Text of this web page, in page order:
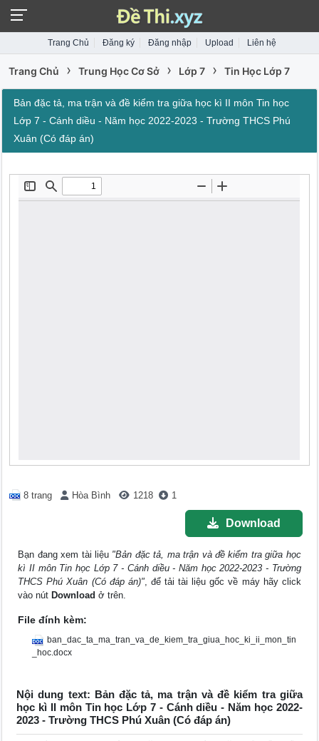
Trang Chủ Đăng ký Đăng nhập Upload Liên hệ
Trang Chủ › Trung Học Cơ Sở › Lớp 7 › Tin Học Lớp 7
Bản đặc tả, ma trận và đề kiểm tra giữa học kì II môn Tin học
Lớp 7 - Cánh diều - Năm học 2022-2023 - Trường THCS Phú
Xuân (Có đáp án)
8 trang Hòa Bình 1218 1
Download
Bạn đang xem tài liệu "Bản đặc tả, ma trận và đề kiểm tra giữa học
kì II môn Tin học Lớp 7 - Cánh diều - Năm học 2022-2023 - Trường
THCS Phú Xuân (Có đáp án)", để tải tài liệu gốc về máy hãy click
vào nút Download ở trên.
File đính kèm:
ban_dac_ta_ma_tran_va_de_kiem_tra_giua_hoc_ki_ii_mon_tin
_hoc.docx
Nội dung text: Bản đặc tả, ma trận và đề kiểm tra giữa
học kì II môn Tin học Lớp 7 - Cánh diều - Năm học 2022-
2023 - Trường THCS Phú Xuân (Có đáp án)